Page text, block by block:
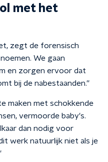
met het
zegt de forensisch
We gaan
en zorgen ervoor dat
bij de nabestaanden.''
maken met schokkende
vermoorde baby's.
dan nodig voor
werk natuurlijk niet als je